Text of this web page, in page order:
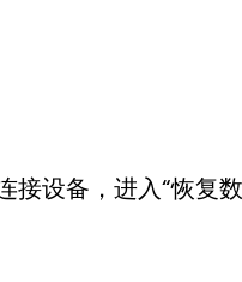
设备，进入“恢复